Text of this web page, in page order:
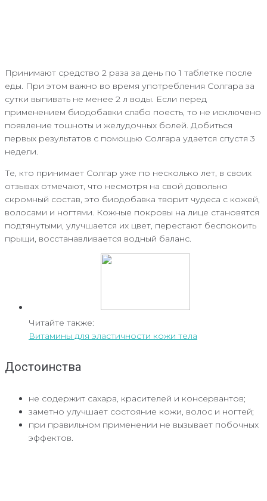
Принимают средство 2 раза за день по 1 таблетке после
еды. При этом важно во время употребления Солгара за
сутки выпивать не менее 2 л воды. Если перед
применением биодобавки слабо поесть, то не исключено
появление тошноты и желудочных болей. Добиться
первых результатов с помощью Солгара удается спустя 3
недели.
Те, кто принимает Солгар уже по несколько лет, в своих
отзывах отмечают, что несмотря на свой довольно
скромный состав, это биодобавка творит чудеса с кожей,
волосами и ногтями. Кожные покровы на лице становятся
подтянутыми, улучшается их цвет, перестают беспокоить
прыщи, восстанавливается водный баланс.
Читайте также:
Витамины для эластичности кожи тела
Достоинства
не содержит сахара, красителей и консервантов;
заметно улучшает состояние кожи, волос и ногтей;
при правильном применении не вызывает побочных
эффектов.